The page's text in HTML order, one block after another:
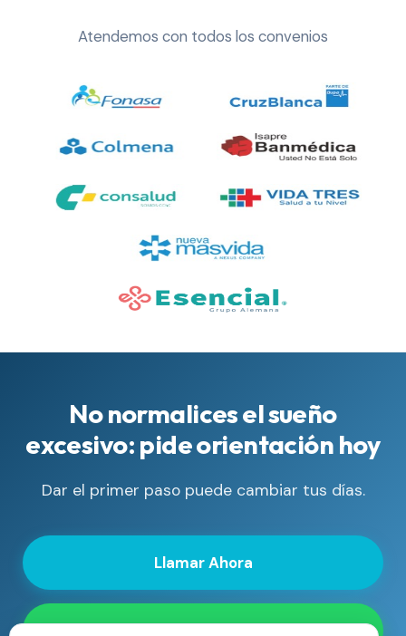
Atendemos con todos los convenios
No normalices el sueño
excesivo: pide orientación hoy
Dar el primer paso puede cambiar tus días.
Llamar Ahora
WhatsApp